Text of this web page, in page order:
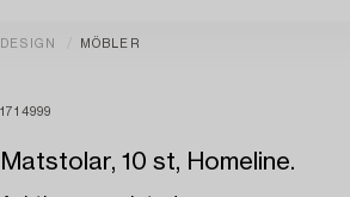
DESIGN MÖBLER
1714999
Matstolar, 10 st, Homeline.